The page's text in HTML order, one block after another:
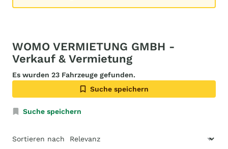
WOMO VERMIETUNG GMBH -
Verkauf & Vermietung
Es wurden 23 Fahrzeuge gefunden.
Suche speichern
Suche speichern
Sortieren nach